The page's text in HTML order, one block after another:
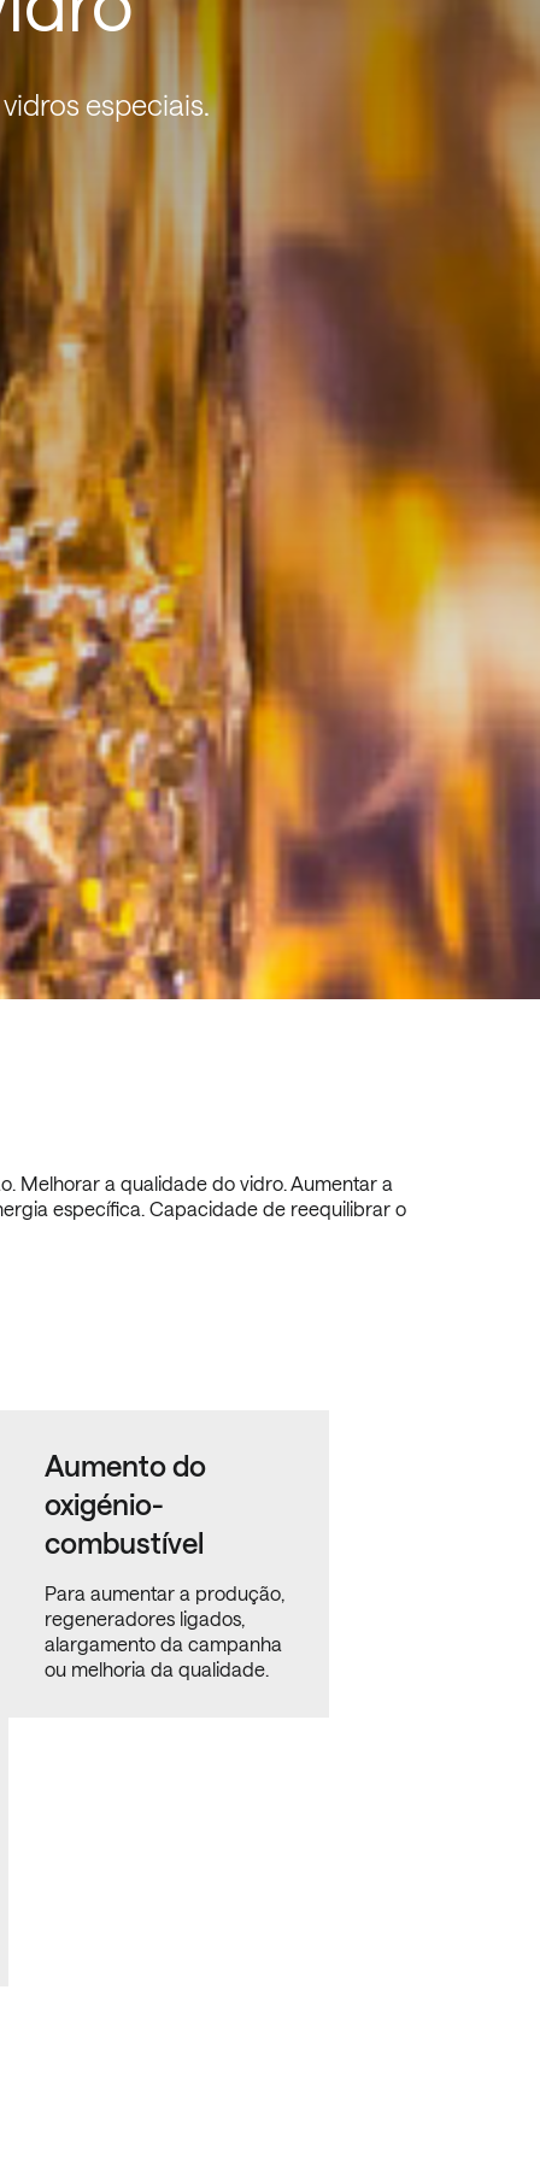
especiais.
Melhorar a qualidade do vidro. Aumentar a
específica. Capacidade de reequilibrar o
Aumento do
oxigénio-
combustível
Para aumentar a produção,
regeneradores ligados,
alargamento da campanha
ou melhoria da qualidade.